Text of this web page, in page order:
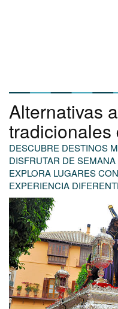
Alternativas
tradicionales
DESCUBRE DESTINOS
DISFRUTAR DE
EXPLORA LUGARES
EXPERIENCIA